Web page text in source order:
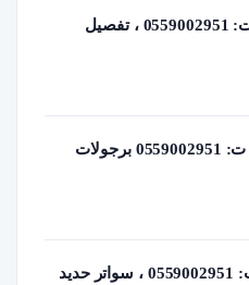
تركيب مظلات قماش الدمام ت: 0559002951 ، تفصيل
تركيب برجولات خشب الدمام ت: 0559002951 برجولات
تركيب سواتر حديد الظهران ت: 0559002951 ، سواتر حديد